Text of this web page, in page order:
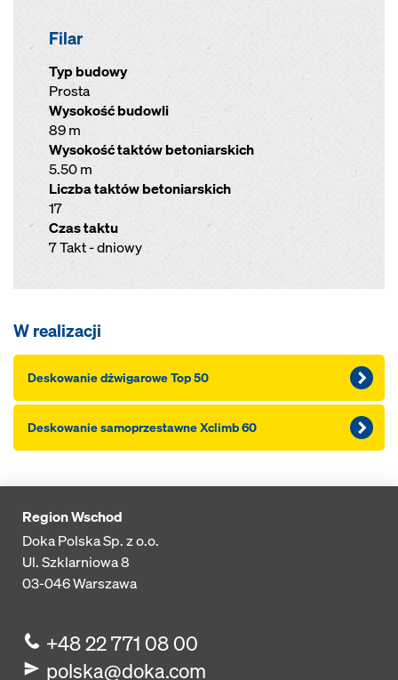
Filar
Typ budowy
Prosta
Wysokość budowli
89 m
Wysokość taktów betoniarskich
5.50 m
Liczba taktów betoniarskich
17
Czas taktu
7 Takt - dniowy
W realizacji
Deskowanie dźwigarowe Top 50
Deskowanie samoprzestawne Xclimb 60
Region Wschod
Doka Polska Sp. z o.o.
Ul. Szklarniowa 8
03-046Warszawa
+48 22 771 08 00
polska@doka.com